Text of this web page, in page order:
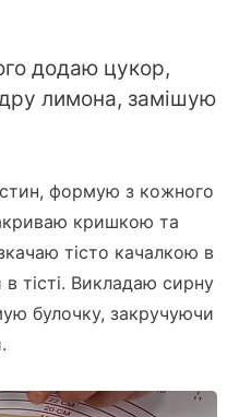
додаю цукор,
лимона, замішую
формую з кожного
кришкою та
тісто качалкою в
в тісті. Викладаю сирну
булочку, закручуючи